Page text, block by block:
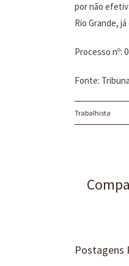
por não
Rio Grande,
Processo nº:
Fonte:
Trabalhista
Postagens